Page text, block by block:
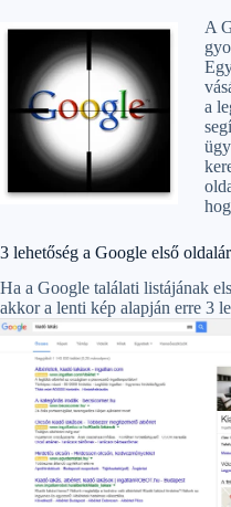
A
a
3 lehetőség a Google első
Ha a Google találati listájának
akkor a lenti kép alapján erre 3